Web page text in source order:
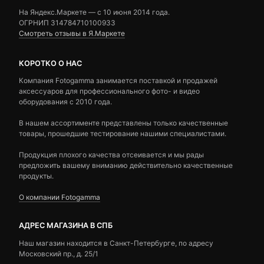
На Яндекс.Маркете — c 10 июня 2014 года.
ОГРНИП 314784710100933
Смотреть отзывы в Я.Маркете
КОРОТКО О НАС
Компания Fotogamma занимается поставкой и продажей
аксессуаров для профессионального фото- и видео
оборудования с 2010 года.
В нашем ассортименте представлены только качественные
товары, прошедшие тестирование нашими специалистами.
Продукция плохого качества отсеивается и мы рады
предложить вашему вниманию действительно качественные
продукты.
О компании Fotogamma
АДРЕС МАГАЗИНА В СПБ
Наш магазин находится в Санкт-Петербурге, по адресу
Московский пр., д. 25/1